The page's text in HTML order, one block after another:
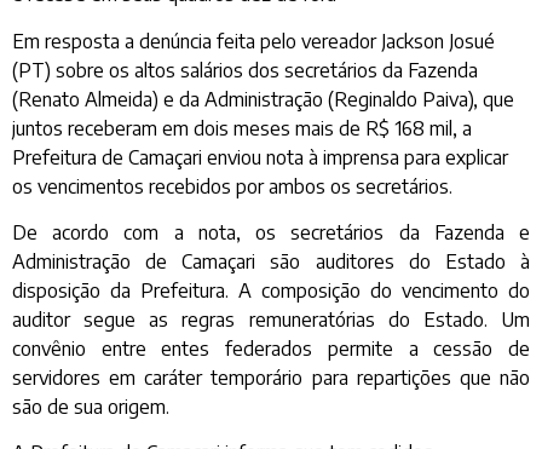
Em resposta a denúncia feita pelo vereador Jackson Josué
(PT) sobre os altos salários dos secretários da Fazenda
(Renato Almeida) e da Administração (Reginaldo Paiva), que
juntos receberam em dois meses mais de R$ 168 mil, a
Prefeitura de Camaçari enviou nota à imprensa para explicar
os vencimentos recebidos por ambos os secretários.
De acordo com a nota, os secretários da Fazenda e
Administração de Camaçari são auditores do Estado à
disposição da Prefeitura. A composição do vencimento do
auditor segue as regras remuneratórias do Estado. Um
convênio entre entes federados permite a cessão de
servidores em caráter temporário para repartições que não
são de sua origem.